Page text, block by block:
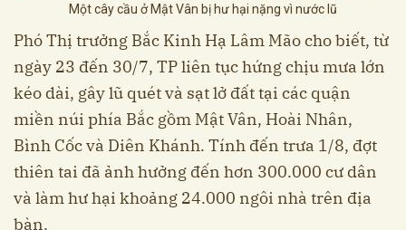
Một cây cầu ở Mật Vân bị hư hại nặng vì nước lũ
Phó Thị trưởng Bắc Kinh Hạ Lâm Mão cho biết, từ
ngày 23 đến 30/7, TP liên tục hứng chịu mưa lớn
kéo dài, gây lũ quét và sạt lở đất tại các quận
miền núi phía Bắc gồm Mật Vân, Hoài Nhân,
Bình Cốc và Diên Khánh. Tính đến trưa 1/8, đợt
thiên tai đã ảnh hưởng đến hơn 300.000 cư dân
và làm hư hại khoảng 24.000 ngôi nhà trên địa
bàn.